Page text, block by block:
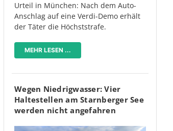
Urteil in München: Nach dem Auto-
Anschlag auf eine Verdi-Demo erhält
der Täter die Höchststrafe.
MEHR LESEN ...
Wegen Niedrigwasser: Vier
Haltestellen am Starnberger See
werden nicht angefahren